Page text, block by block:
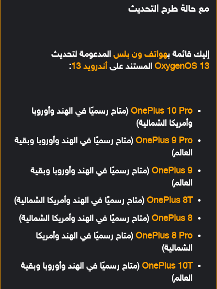
مع حالة طرح التحديث
إليك قائمة بهواتف ون بلس المدعومة لتحديث
OxygenOS 13 المستند على أندرويد 13 :
OnePlus 10 Pro (متاح رسميًا في الهند وأوروبا
وأمريكا الشمالية)
OnePlus 9 Pro (متاح رسميًا في الهند وأوروبا وبقية
العالم)
OnePlus 9 (متاح رسميًا في الهند وأوروبا وبقية
العالم)
OnePlus 8T (متاح رسميًا في الهند وأمريكا الشمالية)
OnePlus 8 (متاح رسميًا في الهند وأمريكا الشمالية)
OnePlus 8 Pro (متاح رسميًا في الهند وأمريكا
الشمالية)
OnePlus 10T (متاح رسميًا في الهند وأوروبا وبقية
العالم)